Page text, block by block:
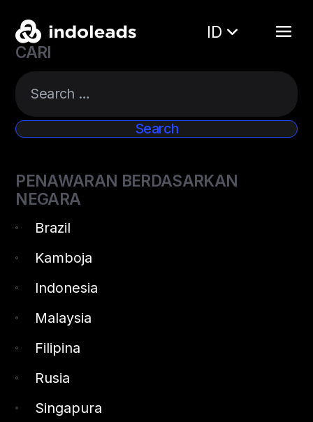
ID
CARI
PENAWARAN BERDASARKAN
NEGARA
Brazil
Kamboja
Indonesia
Malaysia
Filipina
Rusia
Singapura